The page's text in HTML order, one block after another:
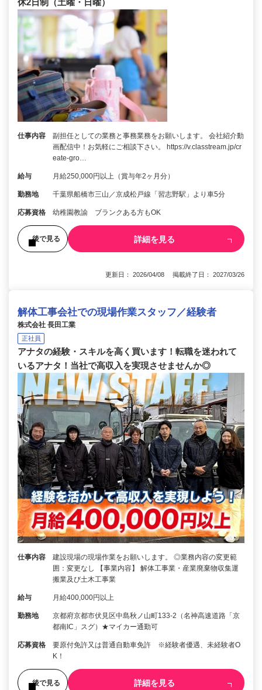
休2日制（土曜・日曜）
仕事内容
副担任としての業務と事務業務をお願いします。 会社紹介動
画配信中！お気軽にご相談下さい。 https://v.classtream.jp/cr
eate-gro…
給与 月給250,000円以上（賞与年2ヶ月分）
勤務地 千葉県船橋市三山／京成松戸線「習志野駅」より車5分
応募資格 幼稚園教諭 ブランクある方もOK
後で見る 詳細を見る
更新日： 2026/04/08 掲載終了日： 2027/03/26
解体工事会社での現場作業スタッフ／経験者
株式会社 長田工業
正社員
アナタの経験・スキルを高く買います！転職を迷われて
いるアナタ！当社で高収入を実現させませんか◎
仕事内容
建設現場の現場作業をお願いします。 ◎業務内容の変更範
囲：変更なし 【事業内容】 解体工事業・産業廃棄物収集運
搬業及び土木工事業
給与 月給400,000円以上
勤務地
京都府京都市伏見区中島秋ノ山町133-2（名神高速道路「京
都南IC」スグ）★マイカー通勤可
応募資格
要原付免許又は普通自動車免許 ※経験者優遇、未経験者O
K！
後で見る 詳細を見る